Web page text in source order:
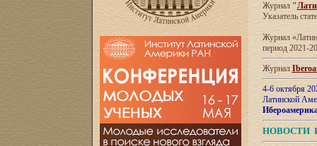
Журнал"
Указатель
Журнал
период 2021-
Журнал
4-6 октября
Латинской
НОВОСТИ